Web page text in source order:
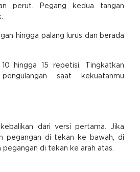
perut. Pegang kedua tangan
hingga palang lurus dan berada
hingga 15 repetisi. Tingkatkan
saat kekuatanmu
dari versi pertama. Jika
pegangan di tekan ke bawah, di
pegangan di tekan ke arah atas.